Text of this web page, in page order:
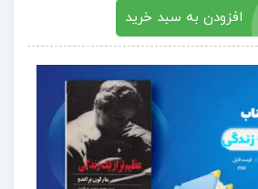
افزودن به سبد خرید